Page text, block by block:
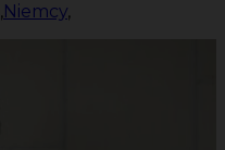
,Niemcy,